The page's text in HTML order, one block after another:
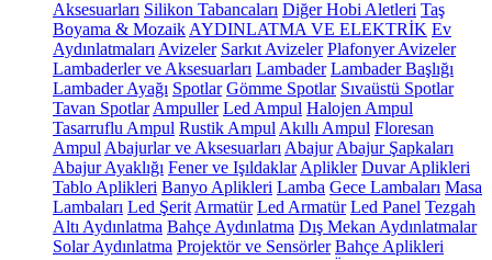
Aksesuarları Silikon Tabancaları Diğer Hobi Aletleri Taş
Boyama & Mozaik AYDINLATMA VE ELEKTRİK Ev
Aydınlatmaları Avizeler Sarkıt Avizeler Plafonyer Avizeler
Lambaderler ve Aksesuarları Lambader Lambader Başlığı
Lambader Ayağı Spotlar Gömme Spotlar Sıvaüstü Spotlar
Tavan Spotlar Ampuller Led Ampul Halojen Ampul
Tasarruflu Ampul Rustik Ampul Akıllı Ampul Floresan
Ampul Abajurlar ve Aksesuarları Abajur Abajur Şapkaları
Abajur Ayaklığı Fener ve Işıldaklar Aplikler Duvar Aplikleri
Tablo Aplikleri Banyo Aplikleri Lamba Gece Lambaları Masa
Lambaları Led Şerit Armatür Led Armatür Led Panel Tezgah
Altı Aydınlatma Bahçe Aydınlatma Dış Mekan Aydınlatmalar
Solar Aydınlatma Projektör ve Sensörler Bahçe Aplikleri